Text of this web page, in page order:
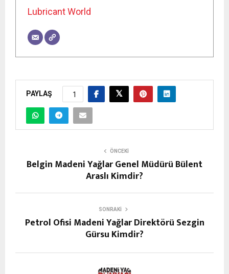
Lubricant World
PAYLAŞ 1
ÖNCEKI
Belgin Madeni Yağlar Genel Müdürü Bülent
Araslı Kimdir?
SONRAKI
Petrol Ofisi Madeni Yağlar Direktörü Sezgin
Gürsu Kimdir?